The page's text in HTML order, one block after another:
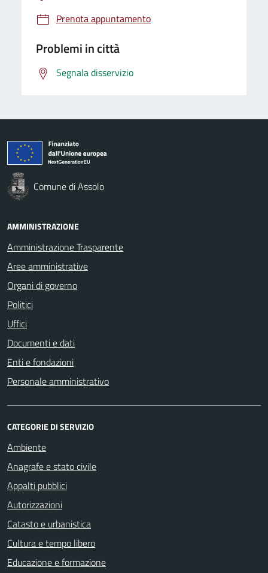
Prenota appuntamento
Problemi in città
Segnala disservizio
Comune di Assolo
AMMINISTRAZIONE
Amministrazione Trasparente
Aree amministrative
Organi di governo
Politici
Uffici
Documenti e dati
Enti e fondazioni
Personale amministrativo
CATEGORIE DI SERVIZIO
Ambiente
Anagrafe e stato civile
Appalti pubblici
Autorizzazioni
Catasto e urbanistica
Cultura e tempo libero
Educazione e formazione